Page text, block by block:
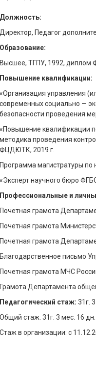
Должность:
Директор, Педагог
Образование:
Высшее, ТГПУ, 1992, диплом
Повышение квалификации:
«Организация управления
современных социально —
безопасности проведения
«Повышение квалификации
методика проведения
ФЦДЮТК, 2019 г.
Программа магистратуры по
«Эксперт научного бюро
Профессиональные и
Почетная грамота
Почетная грамота
Почетная грамота
Благодарственное письмо
Почетная грамота МЧС
Грамота Департамента
Педагогический стаж: 31г.
Общий стаж: 31г. 3 мес. 16 дн.
Стаж в организации: с